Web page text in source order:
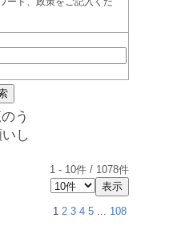
う
し
1 - 10件 / 1078件
1 2 3 4 5 ... 108